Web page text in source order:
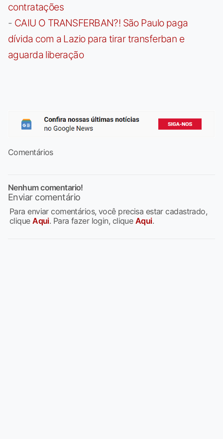
contratações
- CAIU O TRANSFERBAN?! São Paulo paga
dívida com a Lazio para tirar transferban e
aguarda liberação
Comentários
Nenhum comentario!
Enviar comentário
Para enviar comentários, você precisa estar cadastrado,
cliqueAqui. Para fazer login, clique Aqui.